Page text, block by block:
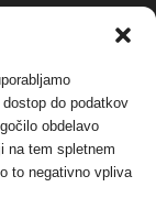
do podatkov
obdelavo
na tem spletnem
to negativno vpliva
na Ojstrici, v